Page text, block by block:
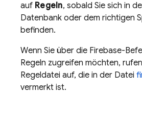
auf Regeln, sobald Sie sich in
Datenbank oder dem richtigen
befinden.
Wenn Sie über die Firebase-
Regeln zugreifen möchten,
Regeldatei auf, die in der Datei
vermerkt ist.